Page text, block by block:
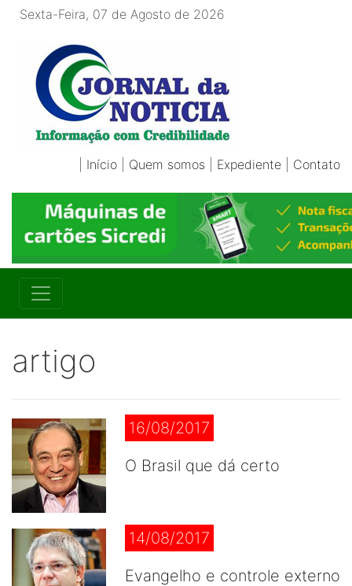
Sexta-Feira, 07 de Agosto de 2026
Início Quem somos Expediente Contato
artigo
16/08/2017
O Brasil que dá certo
14/08/2017
Evangelho e controle externo